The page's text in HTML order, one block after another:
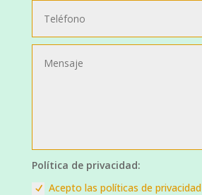
Política de privacidad:
Acepto las políticas de privacidad